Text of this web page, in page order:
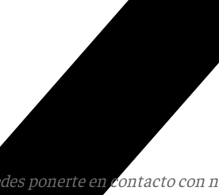
ponerte en contacto con